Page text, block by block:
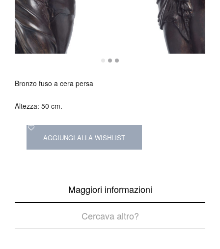
Bronzo fuso a cera persa
Altezza: 50 cm.
AGGIUNGI ALLA WISHLIST
Maggiori informazioni
Cercava altro?